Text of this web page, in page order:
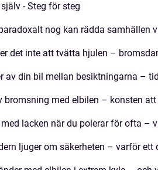
- Steg för steg
nog kan rädda samhällen
det inte att tvätta hjulen –
av din bil mellan besiktningarna –
bromsning med elbilen – konsten
med lacken när du polerar för ofta –
ljuger om säkerheten – varför